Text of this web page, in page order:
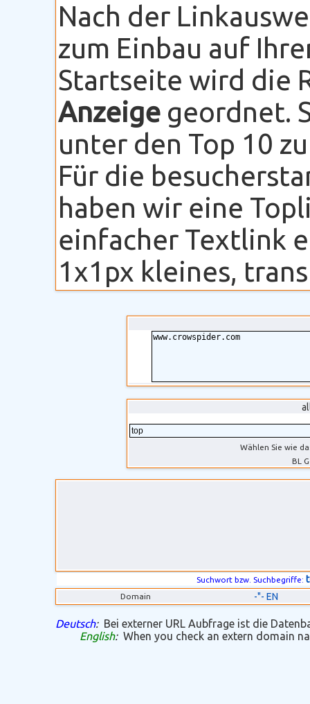
Nach der
zum Einbau auf
Startseite wird die
Anzeigegeordnet.
unter den Top 10
Für die
haben wir eine
einfacher Textlink
1x1px kleines,
Wählen Sie wie
BL
Suchwort bzw. Suchbegriffe:
Domain -"- EN
Deutsch:Bei externer URL Aubfrage ist die
English:When you check an extern domain